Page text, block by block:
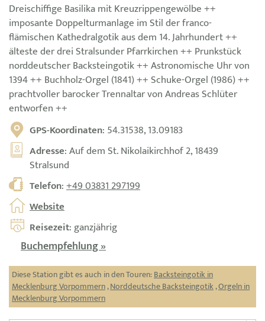
Dreischiffige Basilika mit Kreuzrippengewölbe ++
imposante Doppelturmanlage im Stil der franco-
flämischen Kathedralgotik aus dem 14. Jahrhundert ++
älteste der drei Stralsunder Pfarrkirchen ++ Prunkstück
norddeutscher Backsteingotik ++ Astronomische Uhr von
1394 ++ Buchholz-Orgel (1841) ++ Schuke-Orgel (1986) ++
prachtvoller barocker Trennaltar von Andreas Schlüter
entworfen ++
GPS-Koordinaten: 54.31538, 13.09183
Adresse: Auf dem St. Nikolaikirchhof 2, 18439
Stralsund
Telefon:+49 03831 297199
Website
Reisezeit: ganzjährig
Buchempfehlung »
Diese Station gibt es auch in den Touren:Backsteingotik in
Mecklenburg Vorpommern,Norddeutsche Backsteingotik,Orgeln in
Mecklenburg Vorpommern